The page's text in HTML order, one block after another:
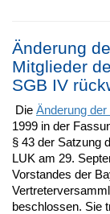
Änderung
Mitglieder
SGB IV
Die Änderung
1999 in der
§ 43 der Satzung
LUK am 29.
Vorstandes der
beschlossen. Sie